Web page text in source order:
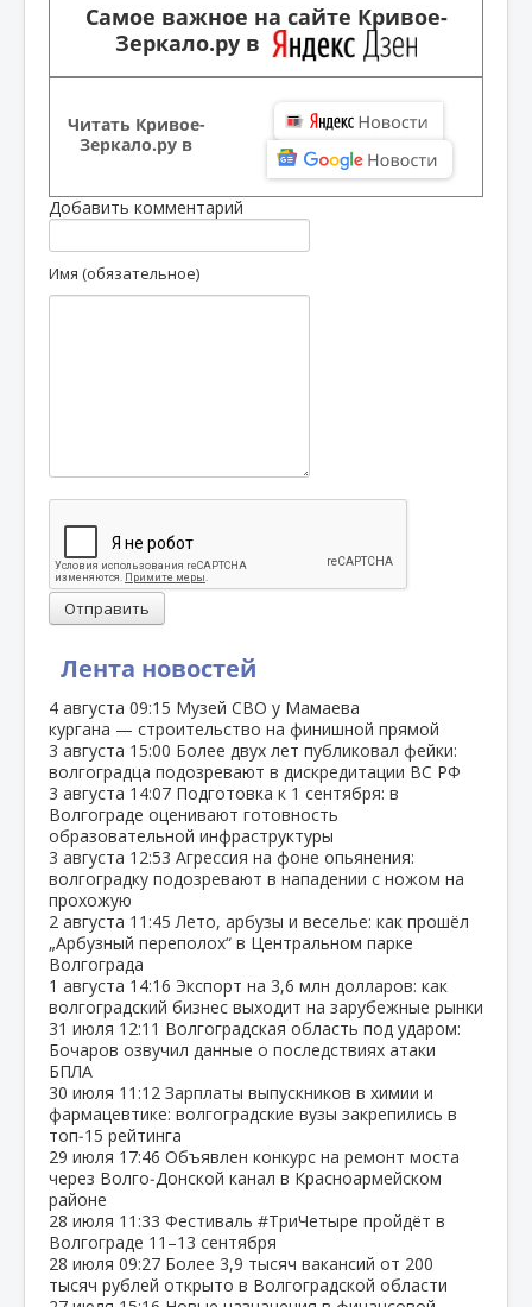
Лента новостей
4 августа 09:15 Музей СВО у Мамаева
кургана — строительство на финишной прямой
3 августа 15:00 Более двух лет публиковал фейки:
волгоградца подозревают в дискредитации ВС РФ
3 августа 14:07 Подготовка к 1 сентября: в
Волгограде оценивают готовность
образовательной инфраструктуры
3 августа 12:53 Агрессия на фоне опьянения:
волгоградку подозревают в нападении с ножом на
прохожую
2 августа 11:45 Лето, арбузы и веселье: как прошёл
„Арбузный переполох“ в Центральном парке
Волгограда
1 августа 14:16 Экспорт на 3,6 млн долларов: как
волгоградский бизнес выходит на зарубежные рынки
31 июля 12:11 Волгоградская область под ударом:
Бочаров озвучил данные о последствиях атаки
БПЛА
30 июля 11:12 Зарплаты выпускников в химии и
фармацевтике: волгоградские вузы закрепились в
топ‑15 рейтинга
29 июля 17:46 Объявлен конкурс на ремонт моста
через Волго‑Донской канал в Красноармейском
районе
28 июля 11:33 Фестиваль #ТриЧетыре пройдёт в
Волгограде 11–13 сентября
28 июля 09:27 Более 3,9 тысяч вакансий от 200
тысяч рублей открыто в Волгоградской области
Самое важное на сайте Кривое-
Зеркало.ру в
Читать Кривое-
Зеркало.ру в
Добавить комментарий
Имя (обязательное)
Отправить